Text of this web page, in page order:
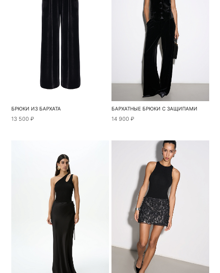
БРЮКИ ИЗ БАРХАТА
13 500 ₽
БАРХАТНЫЕ БРЮКИ С ЗАЩИПАМИ
14 900 ₽